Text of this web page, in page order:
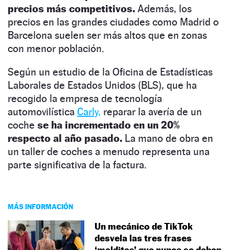
precios más competitivos. Además, los
precios en las grandes ciudades como Madrid o
Barcelona suelen ser más altos que en zonas
con menor población.
Según un estudio de la Oficina de Estadísticas
Laborales de Estados Unidos (BLS), que ha
recogido la empresa de tecnología
automovilística Carly, reparar la avería de un
coche se ha incrementado en un 20%
respecto al año pasado. La mano de obra en
un taller de coches a menudo representa una
parte significativa de la factura.
MÁS INFORMACIÓN
Un mecánico de TikTok
desvela las tres frases